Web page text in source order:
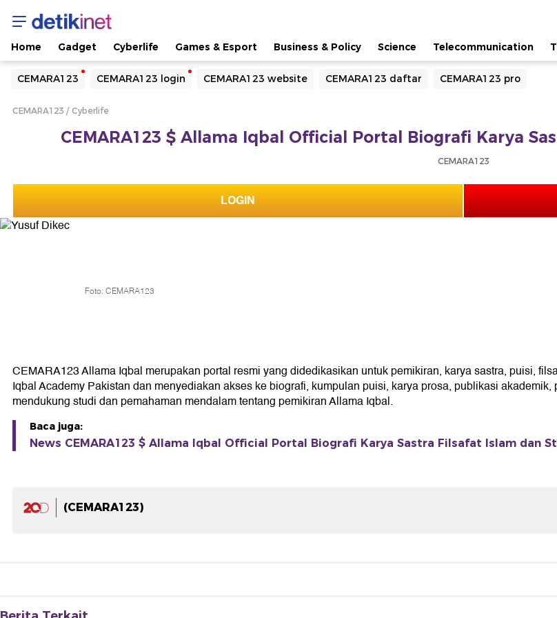
Home Gadget Cyberlife Games & Esport Business & Policy Science Telecommunication
CEMARA123 CEMARA123 login CEMARA123 website CEMARA123 daftar CEMARA123 pro
Yang sedang ramai dicari
Loading...
CEMARA123 Cyberlife
CEMARA123 $ Allama Iqbal Official Portal Biografi Karya
CEMARA123
LOGIN
Foto: CEMARA123
CEMARA123 Allama Iqbal merupakan portal resmi yang didedikasikan untuk pemikiran, karya sastra, puisi,
Iqbal Academy Pakistan dan menyediakan akses ke biografi, kumpulan puisi, karya prosa, publikasi
mendukung studi dan pemahaman mendalam tentang pemikiran Allama Iqbal.
Baca juga:
News CEMARA123 $ Allama Iqbal Official Portal Biografi Karya Sastra Filsafat Islam dan
(CEMARA123)